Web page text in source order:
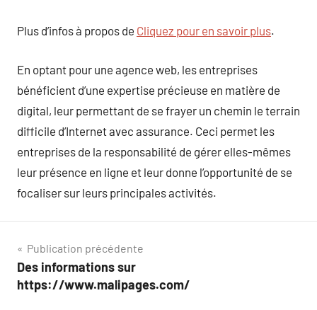
Plus d’infos à propos de Cliquez pour en savoir plus.
En optant pour une agence web, les entreprises
bénéficient d’une expertise précieuse en matière de
digital, leur permettant de se frayer un chemin le terrain
difficile d’Internet avec assurance. Ceci permet les
entreprises de la responsabilité de gérer elles-mêmes
leur présence en ligne et leur donne l’opportunité de se
focaliser sur leurs principales activités.
Navigation
de
Publication précédente
Des informations sur
https://www.malipages.com/